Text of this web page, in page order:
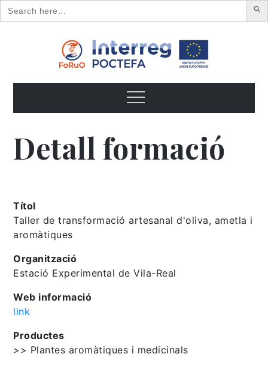
Search
for:
FoRuO
frutos
Menu
Detall formació
Títol
Taller de transformació artesanal d'oliva, ametla i
aromàtiques
Organització
Estació Experimental de Vila-Real
Web informació
link
Productes
>> Plantes aromàtiques i medicinals